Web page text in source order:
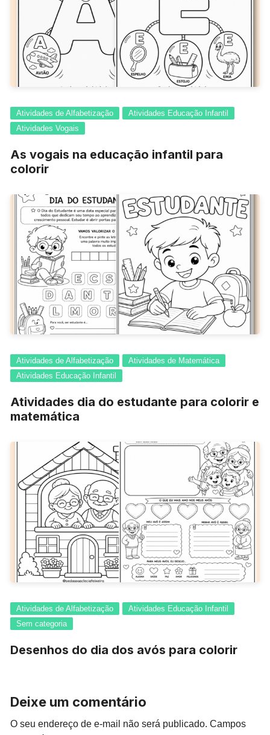
Atividades de Alfabetização
Atividades Educação Infantil
Atividades Vogais
As vogais na educação infantil para
colorir
Atividades de Alfabetização
Atividades de Matemática
Atividades Educação Infantil
Atividades dia do estudante para colorir e
matemática
Atividades de Alfabetização
Atividades Educação Infantil
Sem categoria
Desenhos do dia dos avós para colorir
Deixe um comentário
O seu endereço de e-mail não será publicado. Campos